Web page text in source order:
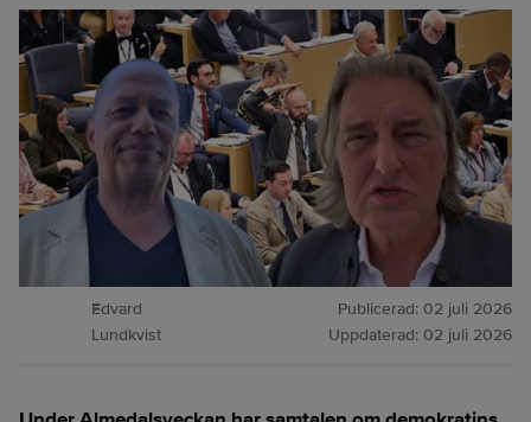
Edvard
Lundkvist
Publicerad: 02 juli 2026
Uppdaterad: 02 juli 2026